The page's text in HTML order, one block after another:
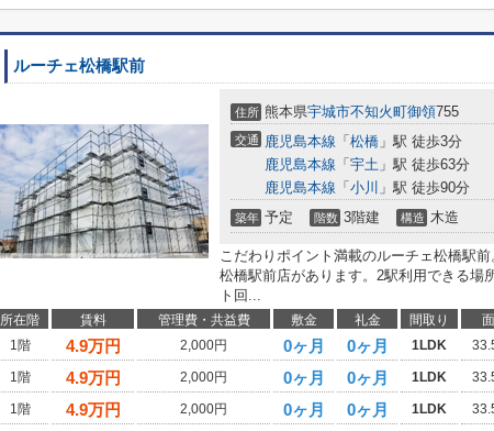
ルーチェ松橋駅前
住所 熊本県宇城市不知火町御領755
交通 鹿児島本線 「 松橋 」駅 徒歩3分
鹿児島本線 「 宇土 」駅 徒歩63分
鹿児島本線 「 小川 」駅 徒歩90分
築年 予定 階数 3階建 構造 木造
こだわりポイント満載のルーチェ松橋駅
松橋駅前店があります。2駅利用できる場
ト回...
所在階 賃料 管理費・共益費 敷金 礼金 間取り
1階
4.9万円 2,000円 0ヶ月 0ヶ月 1LDK
1階
4.9万円 2,000円 0ヶ月 0ヶ月 1LDK
1階
4.9万円 2,000円 0ヶ月 0ヶ月 1LDK